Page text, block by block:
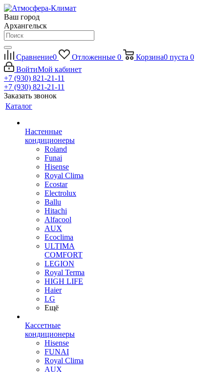
Ваш город
Архангельск
Сравнение0 Отложенные 0 Корзина0 пуста 0
ВойтиМой кабинет
+7 (930) 821-21-11
+7 (930) 821-21-11
Заказать звонок
Каталог
Настенные
кондиционеры
Roland
Funai
Hisense
Royal Clima
Ecostar
Electrolux
Ballu
Hitachi
Alfacool
AUX
Ecoclima
ULTIMA
COMFORT
LEGION
Royal Terma
HIGH LIFE
Haier
LG
Ещё
Кассетные
кондиционеры
Hisense
FUNAI
Royal Clima
AUX